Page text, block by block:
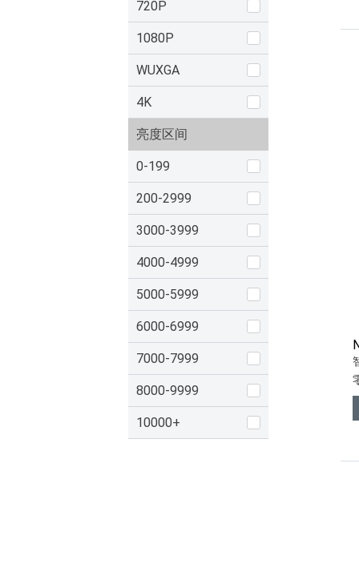
720P
1080P
WUXGA
4K
亮度区间
0-199
200-2999
3000-3999
4000-4999
5000-5999
6000-6999
7000-7999
8000-9999
10000+